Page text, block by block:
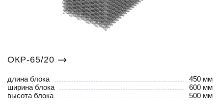
ОКР-65/20
длина блока
450 мм
ширина блока
600 мм
высота блока
500 мм